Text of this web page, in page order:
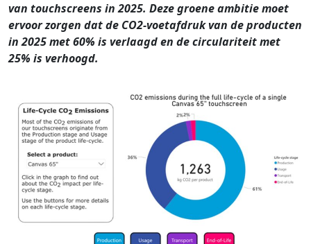
van touchscreens in 2025. Deze groene ambitie moet
ervoor zorgen dat de CO2-voetafdruk van de producten
in 2025 met 60% is verlaagd en de circulariteit met
25% is verhoogd.